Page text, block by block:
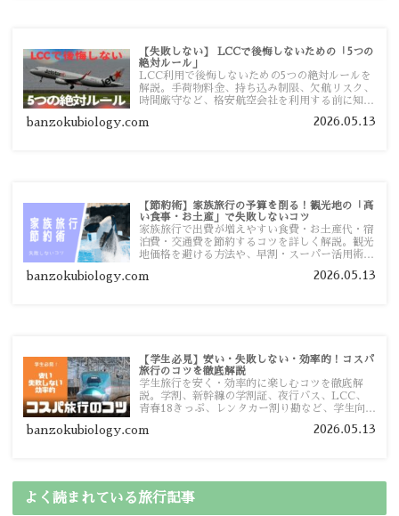
【失敗しない】 LCCで後悔しないための「5つの
絶対ルール」
LCC利用で後悔しないための5つの絶対ルールを
解説。手荷物料金、持ち込み制限、欠航リスク、
時間厳守など、格安航空会社を利用する前に知っ
す。
banzokubiology.com 2026.05.13
【節約術】家族旅行の予算を削る！観光地の「高
い食事・お土産」で失敗しないコツ
家族旅行で出費が増えやすい食費・お土産代・宿
泊費・交通費を節約するコツを詳しく解説。観光
地価格を避ける方法や、早割・スーパー活用術、
banzokubiology.com 2026.05.13
【学生必見】安い・失敗しない・効率的！コスパ
旅行のコツを徹底解説
学生旅行を安く・効率的に楽しむコツを徹底解
説。学割、新幹線の学割証、夜行バス、LCC、
青春18きっぷ、レンタカー割り勘など、学生向け
banzokubiology.com 2026.05.13
よく読まれている旅行記事